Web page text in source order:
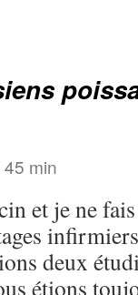
min
et je ne
deux
étions